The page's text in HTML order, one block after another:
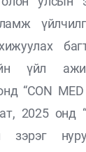
үйл
“CON
2025 онд
зэрэг